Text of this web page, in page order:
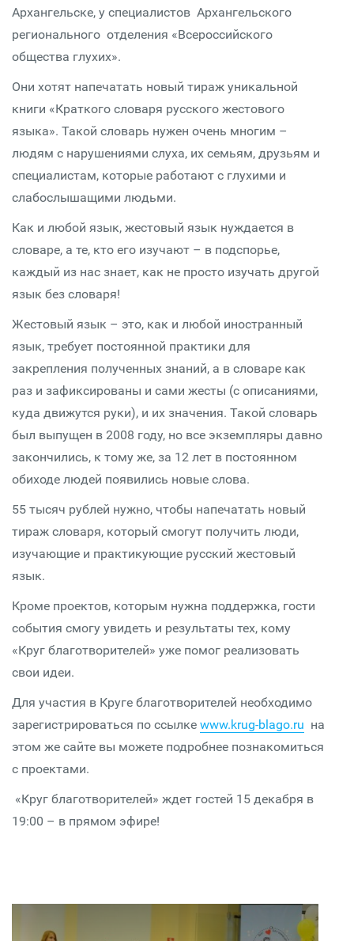
Архангельске, у специалистов Архангельского
регионального отделения «Всероссийского
общества глухих».
Они хотят напечатать новый тираж уникальной
книги «Краткого словаря русского жестового
языка». Такой словарь нужен очень многим –
людям с нарушениями слуха, их семьям, друзьям и
специалистам, которые работают с глухими и
слабослышащими людьми.
Как и любой язык, жестовый язык нуждается в
словаре, а те, кто его изучают – в подспорье,
каждый из нас знает, как не просто изучать другой
язык без словаря!
Жестовый язык – это, как и любой иностранный
язык, требует постоянной практики для
закрепления полученных знаний, а в словаре как
раз и зафиксированы и сами жесты (с описаниями,
куда движутся руки), и их значения. Такой словарь
был выпущен в 2008 году, но все экземпляры давно
закончились, к тому же, за 12 лет в постоянном
обиходе людей появились новые слова.
55 тысяч рублей нужно, чтобы напечатать новый
тираж словаря, который смогут получить люди,
изучающие и практикующие русский жестовый
язык.
Кроме проектов, которым нужна поддержка, гости
события смогу увидеть и результаты тех, кому
«Круг благотворителей» уже помог реализовать
свои идеи.
Для участия в Круге благотворителей необходимо
зарегистрироваться по ссылке www.krug-blago.ru на
этом же сайте вы можете подробнее познакомиться
с проектами.
«Круг благотворителей» ждет гостей 15 декабря в
19:00 – в прямом эфире!